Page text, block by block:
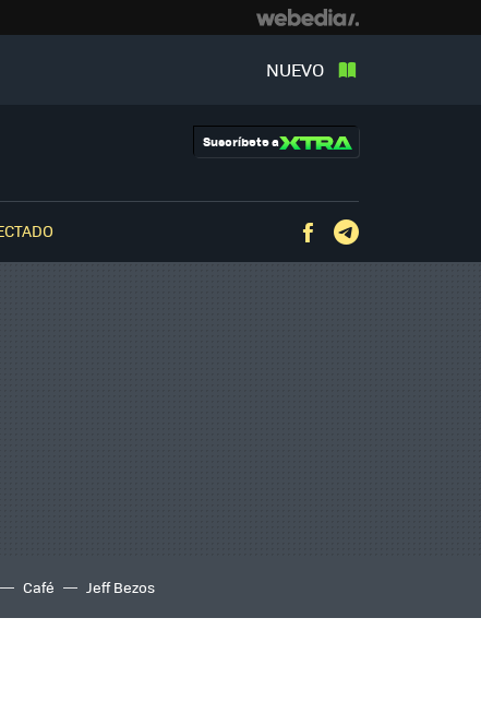
NUEVO
Suscríbete a
Facebook
Café Jeff Bezos